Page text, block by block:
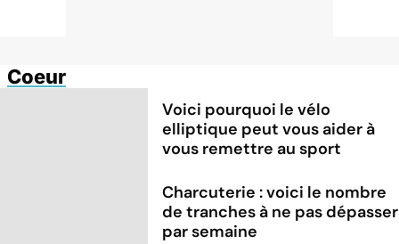
Coeur
Voici pourquoi le vélo
elliptique peut vous aider à
vous remettre au sport
Charcuterie : voici le nombre
de tranches à ne pas dépasser
par semaine